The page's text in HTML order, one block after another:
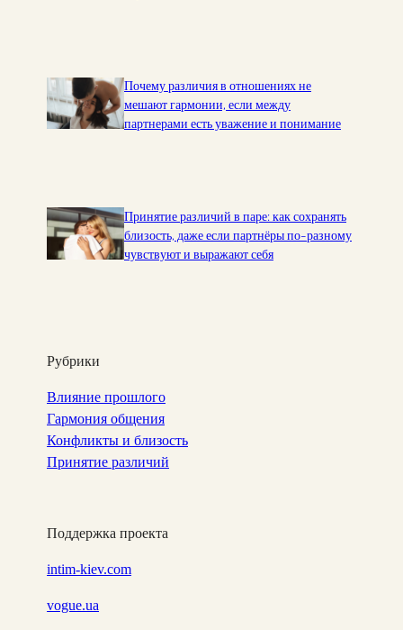
Почему различия в отношениях не
мешают гармонии, если между
партнерами есть уважение и понимание
Принятие различий в паре: как сохранять
близость, даже если партнёры по-разному
чувствуют и выражают себя
Рубрики
Влияние прошлого
Гармония общения
Конфликты и близость
Принятие различий
Поддержка проекта
intim-kiev.com
vogue.ua